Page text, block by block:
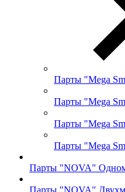
Парты "Mega
Парты "Mega
Парты "Mega
Парты "Mega
Парты "NOVA"
Парты "NOVA"